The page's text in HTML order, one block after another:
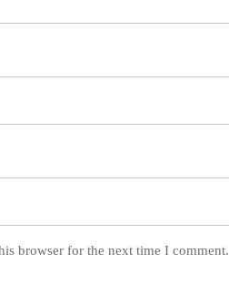
browser for the next time I comment.